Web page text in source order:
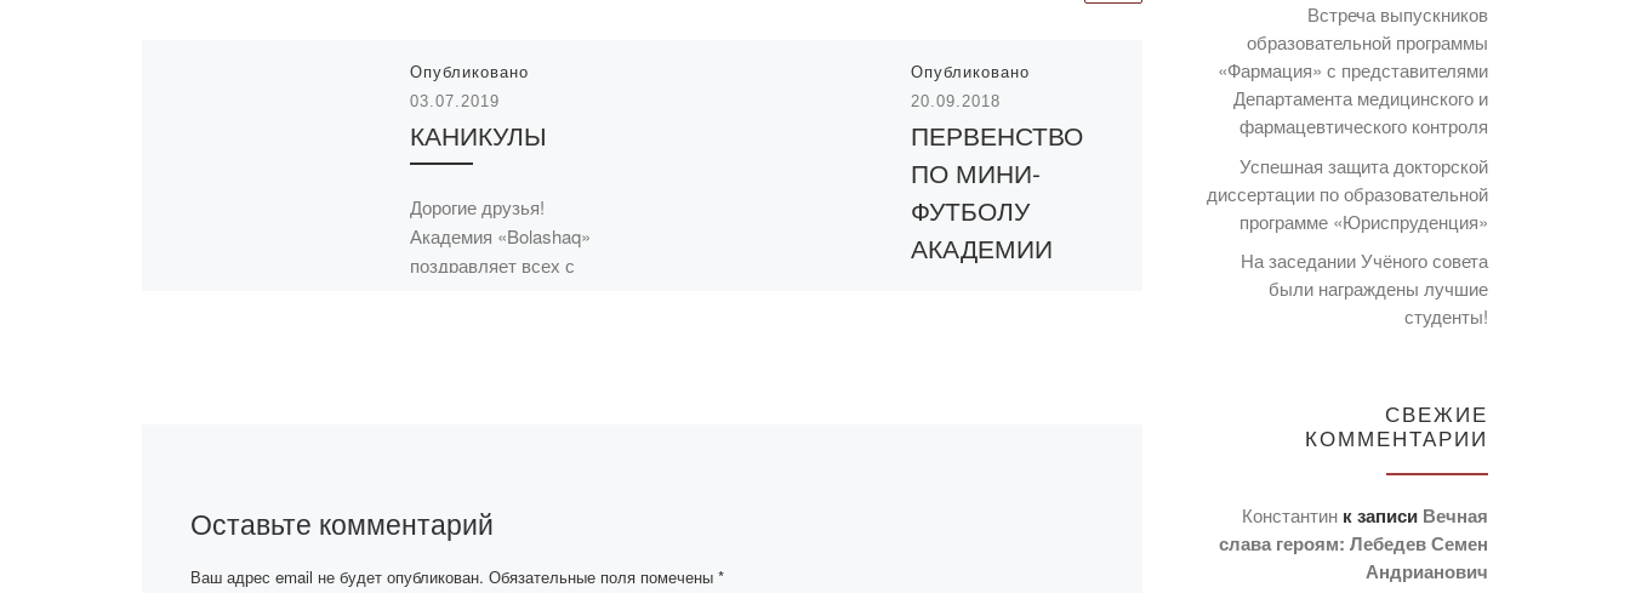
Опубликовано
03.07.2019
КАНИКУЛЫ
Дорогие друзья!
Академия «Bolashaq»
поздравляет всех с
Опубликовано
20.09.2018
ПЕРВЕНСТВО
ПО МИНИ-
ФУТБОЛУ
АКАДЕМИИ
Опубликовано
08.02.2019
ВИКТОРИНА
«КАРАГАНДА –
ГОРДОСТЬ
ПОСВЯЩЕННАЯ
85-ЛЕТИЮ
6 февраля 2019 года с
студентов о Караганде,
развития
познавательного
Оставьте комментарий
Ваш адрес email не будет опубликован. Обязательные поля помечены *
Встреча выпускников
образовательной программы
«Фармация» с представителями
Департамента медицинского и
фармацевтического контроля
Успешная защита докторской
диссертации по образовательной
программе «Юриспруденция»
На заседании Учёного совета
были награждены лучшие
студенты!
СВЕЖИЕ
КОММЕНТАРИИ
Константин к записи Вечная
слава героям: Лебедев Семен
Андрианович